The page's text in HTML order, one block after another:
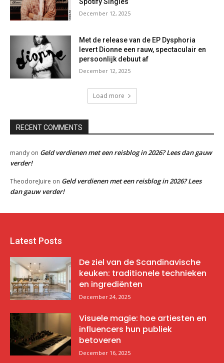
December 12, 2025
Met de release van de EP Dysphoria
levert Dionne een rauw, spectaculair en
persoonlijk debuut af
December 12, 2025
Load more
RECENT COMMENTS
mandy on Geld verdienen met een reisblog in 2026? Lees dan gauw
verder!
TheodoreJuire on Geld verdienen met een reisblog in 2026? Lees
dan gauw verder!
Latest Posts
De ziel van de Scandinavische
keuken: traditionele technieken
en ingrediënten
December 24, 2025
Visuele magie: hoe artiesten en
influencers hun publiek
betoveren
December 16, 2025